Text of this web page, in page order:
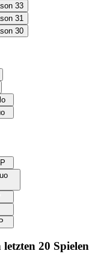
33
31
30
20 Spielen